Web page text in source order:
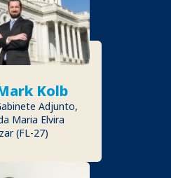
Kolb
Adjunto,
Maria Elvira
(FL-27)